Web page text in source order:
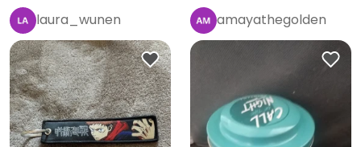
laura_wunen amayathegolden